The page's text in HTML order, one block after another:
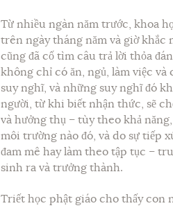
Từ nhiều ngàn năm trước, khoa
trên ngày tháng năm và giờ khắc
cũng đã cố tìm câu trả lời thỏa
không chỉ có ăn, ngủ, làm việc
suy nghĩ, và những suy nghĩ đó
người, từ khi biết nhận thức, sẽ
và hưởng thụ – tùy theo khả
môi trường nào đó, và do sự tiếp
đam mê hay làm theo tập tục –
sinh ra và trưởng thành.
Triết học phật giáo cho thấy con